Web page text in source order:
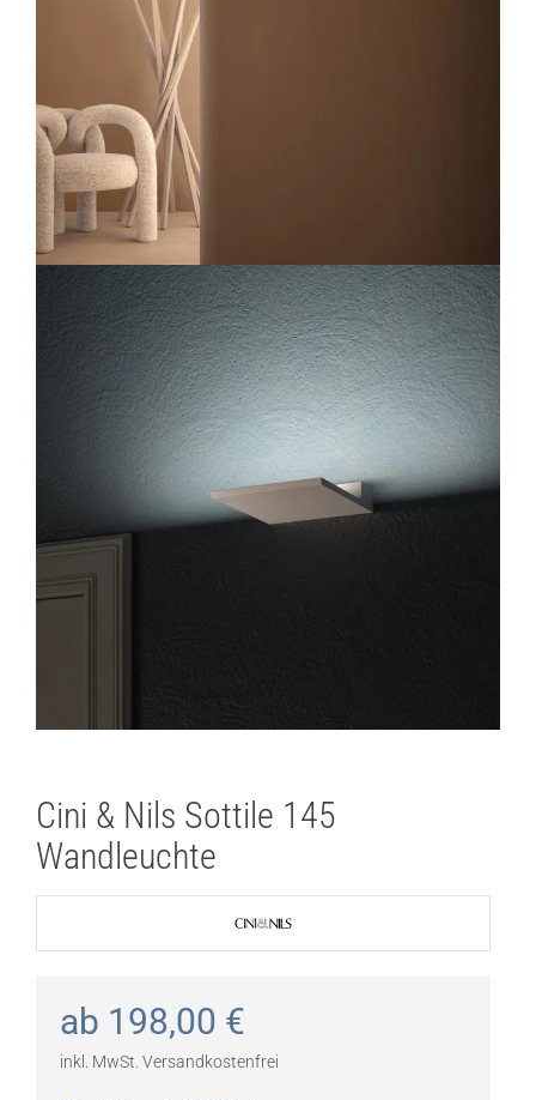
Cini & Nils Sottile 145
Wandleuchte
ab 198,00 €
inkl. MwSt. Versandkostenfrei